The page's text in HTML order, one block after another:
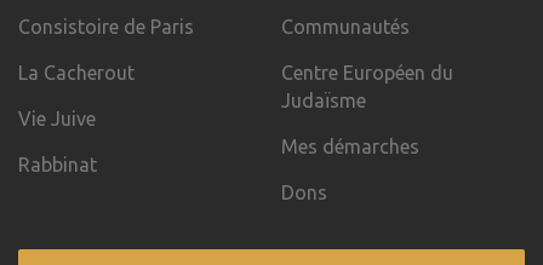
Consistoire de Paris
La Cacherout
Vie Juive
Rabbinat
Communautés
Centre Européen du
Judaïsme
Mes démarches
Dons